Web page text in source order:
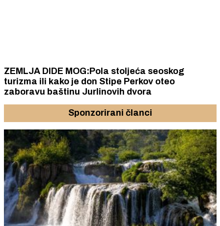
ZEMLJA DIDE MOG:Pola stoljeća seoskog
turizma ili kako je don Stipe Perkov oteo
zaboravu baštinu Jurlinovih dvora
Sponzorirani članci